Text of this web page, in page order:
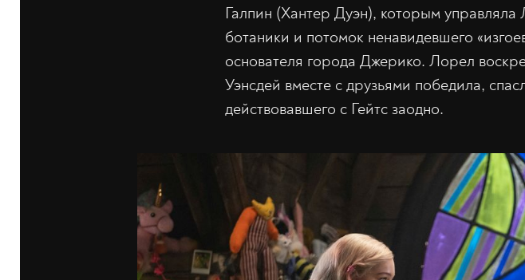
Галпин (Хантер Дуэн), которым
ботаники и потомок ненавидевшего
основателя города Джерико. Лорел
Уэнсдей вместе с друзьями победила,
действовавшего с Гейтс заодно.